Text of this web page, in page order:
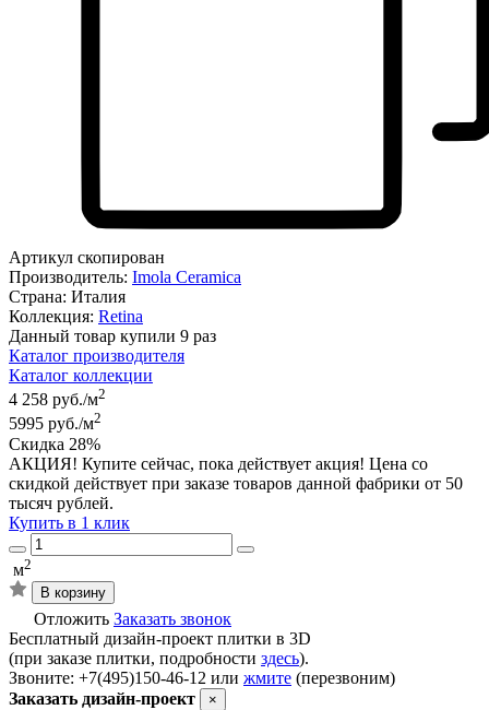
Артикул скопирован
Производитель: Imola Ceramica
Страна: Италия
Коллекция: Retina
Данный товар купили 9 раз
Каталог производителя
Каталог коллекции
4 258 руб./м2
5995 руб./м2
Скидка 28%
АКЦИЯ! Купите сейчас, пока действует акция! Цена со
скидкой действует при заказе товаров данной фабрики от 50
тысяч рублей.
Купить в 1 клик
м2
В корзину
Отложить Заказать звонок
Бесплатный дизайн-проект плитки в 3D
(при заказе плитки, подробности здесь).
Звоните: +7(495)150-46-12 или жмите (перезвоним)
Заказать дизайн-проект
×